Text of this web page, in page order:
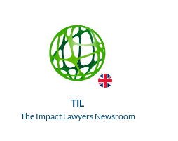
TIL
The Impact Lawyers Newsroom